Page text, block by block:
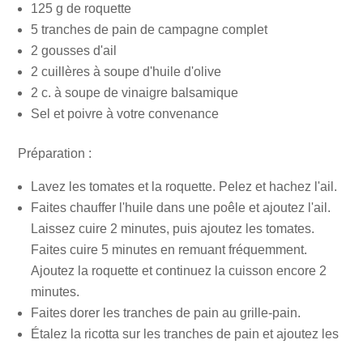
125 g de roquette
5 tranches de pain de campagne complet
2 gousses d'ail
2 cuillères à soupe d'huile d'olive
2 c. à soupe de vinaigre balsamique
Sel et poivre à votre convenance
Préparation :
Lavez les tomates et la roquette. Pelez et hachez l'ail.
Faites chauffer l'huile dans une poêle et ajoutez l'ail.
Laissez cuire 2 minutes, puis ajoutez les tomates.
Faites cuire 5 minutes en remuant fréquemment.
Ajoutez la roquette et continuez la cuisson encore 2
minutes.
Faites dorer les tranches de pain au grille-pain.
Étalez la ricotta sur les tranches de pain et ajoutez les